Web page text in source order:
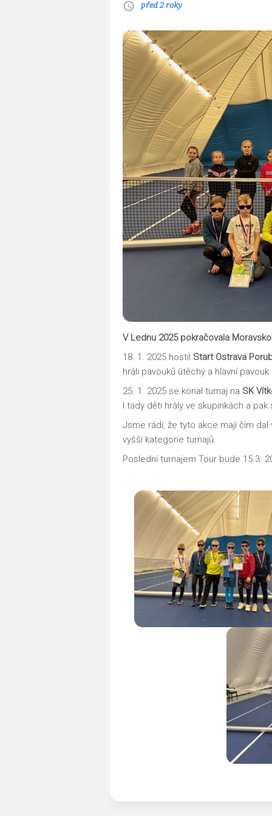
access_time před 2 roky
V Lednu 2025 pokračovala
18. 1. 2025 hostil Start Ostrava
hráli pavouků útěchy a hlavní
25. 1. 2025 se konal turnaj na SK
I tady děti hrály ve skupinkách a
Jsme rádi, že tyto akce mají čím
vyšší kategorie turnajů.
Poslední turnajem Tour bude 15.3.